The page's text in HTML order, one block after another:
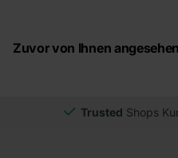
Zuvor von Ihnen
Trusted Shops